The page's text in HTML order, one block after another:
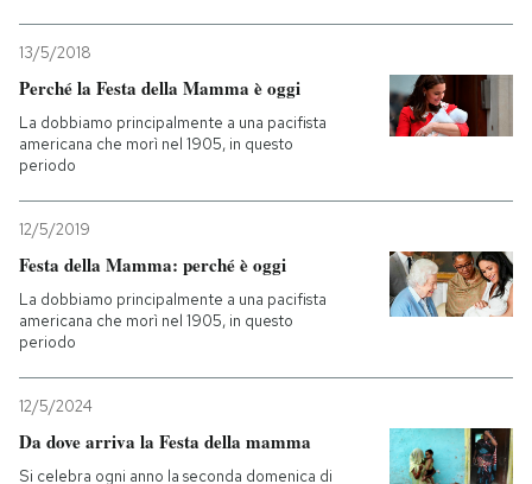
13/5/2018
Perché la Festa della Mamma è oggi
La dobbiamo principalmente a una pacifista
americana che morì nel 1905, in questo
periodo
12/5/2019
Festa della Mamma: perché è oggi
La dobbiamo principalmente a una pacifista
americana che morì nel 1905, in questo
periodo
12/5/2024
Da dove arriva la Festa della mamma
Si celebra ogni anno la seconda domenica di